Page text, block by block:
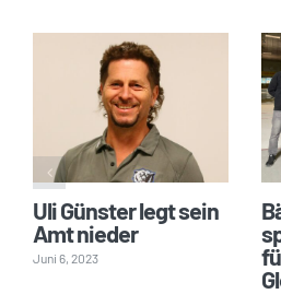
Uli Günster legt sein
Amt nieder
Juni 6, 2023